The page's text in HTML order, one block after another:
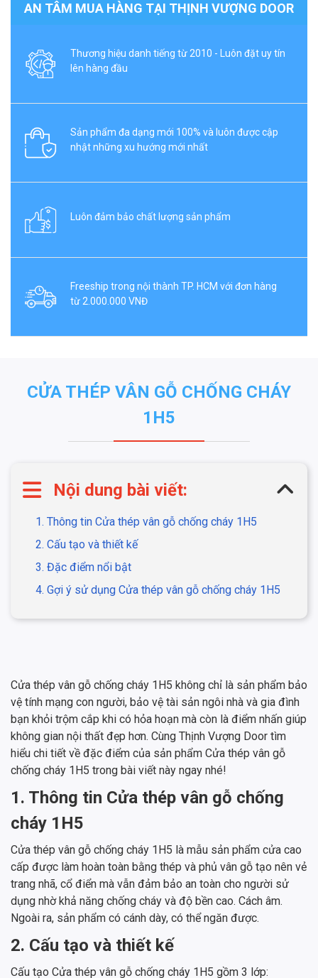
AN TÂM MUA HÀNG TẠI THỊNH VƯỢNG DOOR
Thương hiệu danh tiếng từ 2010 - Luôn đặt uy tín
lên hàng đầu
Sản phẩm đa dạng mới 100% và luôn được cập
nhật những xu hướng mới nhất
Luôn đảm bảo chất lượng sản phẩm
Freeship trong nội thành TP. HCM với đơn hàng
từ 2.000.000 VNĐ
CỬA THÉP VÂN GỖ CHỐNG CHÁY
1H5
Nội dung bài viết:
1. Thông tin Cửa thép vân gỗ chống cháy 1H5
2. Cấu tạo và thiết kế
3. Đặc điểm nổi bật
4. Gợi ý sử dụng Cửa thép vân gỗ chống cháy 1H5
Cửa thép vân gỗ chống cháy 1H5 không chỉ là sản phẩm bảo
vệ tính mạng con người, bảo vệ tài sản ngôi nhà và gia đình
bạn khỏi trộm cắp khi có hỏa hoạn mà còn là điểm nhấn giúp
không gian nội thất đẹp hơn. Cùng Thịnh Vượng Door tìm
hiểu chi tiết về đặc điểm của sản phẩm Cửa thép vân gỗ
chống cháy 1H5 trong bài viết này ngay nhé!
1. Thông tin Cửa thép vân gỗ chống
cháy 1H5
Cửa thép vân gỗ chống cháy 1H5 là mẫu sản phẩm cửa cao
cấp được làm hoàn toàn bằng thép và phủ vân gỗ tạo nên vẻ
trang nhã, cổ điển mà vẫn đảm bảo an toàn cho người sử
dụng nhờ khả năng chống cháy và độ bền cao. Cách âm.
Ngoài ra, sản phẩm có cánh dày, có thể ngăn được.
2. Cấu tạo và thiết kế
Cấu tạo Cửa thép vân gỗ chống cháy 1H5 gồm 3 lớp: